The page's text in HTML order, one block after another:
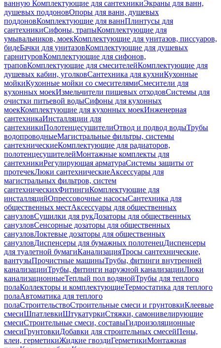
ванную Комплектующие для сантехникиЭкраны для ванн,
душевых поддоновОпоры для ванн, душевых
поддоновКомплектующие для ваннПлинтусы для
сантехникиСифоны, трапыКомплектующие для
умывальников, моекКомплектующие для унитазов, писсуаров,
бидеБачки для унитазовКомплектующие для душевых
гарнитуровКомплектующие для сифонов,
траповКомплектующие для смесителейКомплектующие для
душевых кабин, уголковСантехника для кухниКухонные
мойкиКухонные мойки со смесителямиСмесители для
кухонных моекИзмельчители пищевых отходовСистемы для
очистки питьевой водыСифоны для кухонных
моекКомплектующие для кухонных моекИнженерная
сантехникаИнсталляции для
сантехникиПолотенцесушителиОтвод и подвод водыТрубы
водопроводныеМагистральные фильтры, системы
сантехническиеКомплектующие для радиаторов,
полотенцесушителейМонтажные комплекты для
сантехникиРегулирующая арматураСистемы защиты от
протечекЛюки сантехническиеАксессуары для
магистральных фильтров, систем
сантехническихФитингиКомплектующие для
инсталляцийОпрессовочные насосыСантехника для
общественных местАксессуары для общественных
санузловСушилки для рукДозаторы для общественных
санузловСенсорные дозаторы для общественных
санузловЛоктевые дозаторы для общественных
санузловДиспенсеры для бумажных полотенецДиспенсеры
для туалетной бумагиКанализацияТросы сантехнические,
вантузыПрочистные машиныТрубы, фитинги внутренней
канализацииТрубы, фитинги наружной канализацииЛюки
канализационныеТеплый пол водянойТрубы для теплого
полаКоллекторы и комплектующиеТермостатика для теплого
полаАвтоматика для теплого
полаСтроительствоСтроительные смеси и грунтовкиКлеевые
смесиШпатлевкиШтукатуркиСтяжки, самонивелирующие
смесиСтроительные смеси, составыГидроизоляционные
смесиГрунтовкиДобавки для строительных смесейПены,
клеи, герметикиЖидкие гвоздиГерметикиМонтажная